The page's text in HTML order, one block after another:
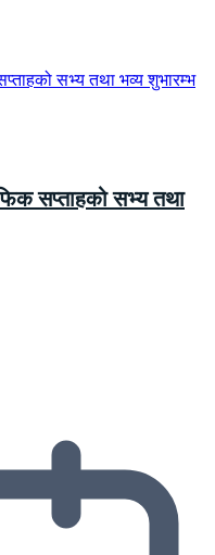
सप्ताहको सभ्य तथा